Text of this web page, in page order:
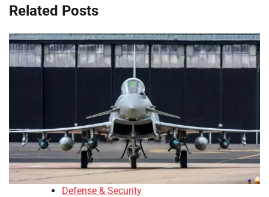
Related Posts
Defense & Security